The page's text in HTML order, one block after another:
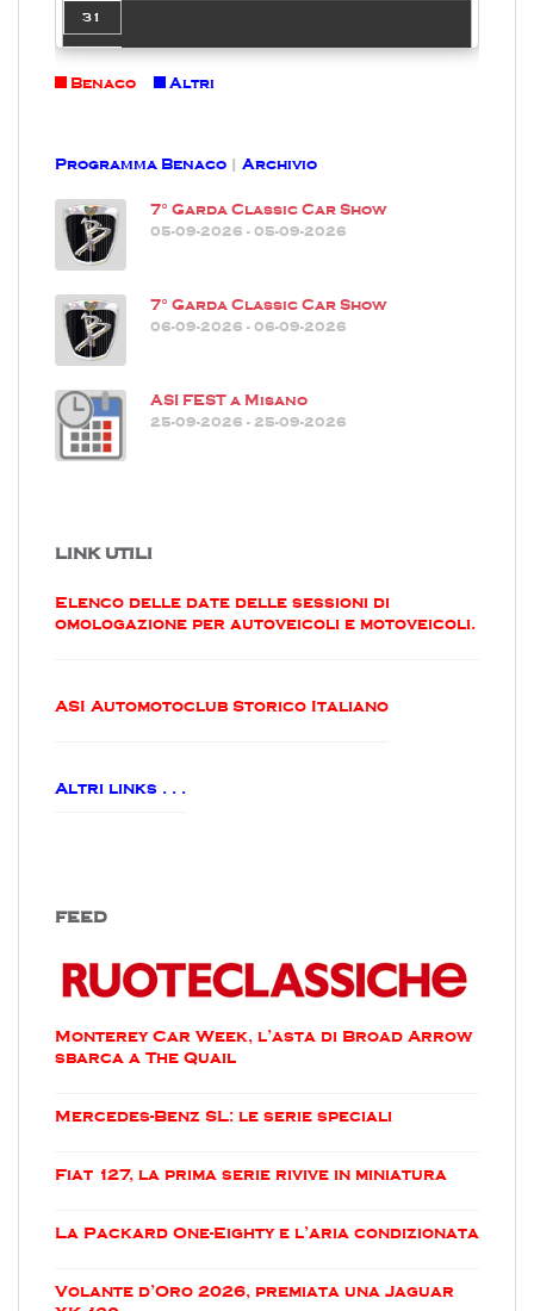
31
Benaco Altri
Programma Benaco | Archivio
7° Garda Classic Car Show
05-09-2026 - 05-09-2026
7° Garda Classic Car Show
06-09-2026 - 06-09-2026
ASI FEST a Misano
25-09-2026 - 25-09-2026
LINK UTILI
Elenco delle date delle sessioni di
omologazione per autoveicoli e motoveicoli.
ASI Automotoclub Storico Italiano
Altri links . . .
FEED
Monterey Car Week, l’asta di Broad Arrow
sbarca a The Quail
Mercedes-Benz SL: le serie speciali
Fiat 127, la prima serie rivive in miniatura
La Packard One-Eighty e l’aria condizionata
Volante d’Oro 2026, premiata una Jaguar